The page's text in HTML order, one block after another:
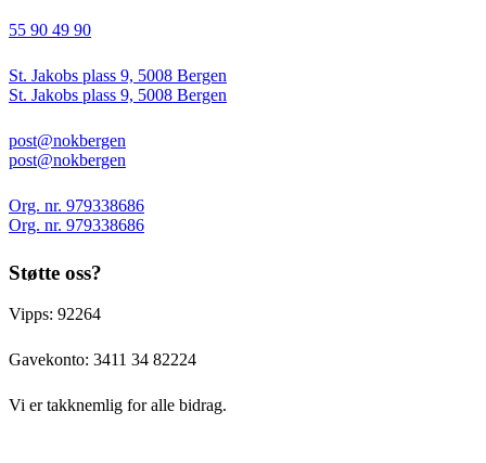
55 90 49 90
St. Jakobs plass 9, 5008 Bergen
St. Jakobs plass 9, 5008 Bergen
post@nokbergen
post@nokbergen
Org. nr. 979338686
Org. nr. 979338686
Støtte oss?
Vipps: 92264
Gavekonto: 3411 34 82224
Vi er takknemlig for alle bidrag.